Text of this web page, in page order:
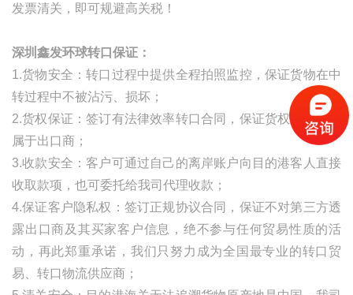
发票清关，即可规避高关税！
深圳鑫发环球转口保证：
1.货物安全：转口过程中提供全程拍照监控，保证货物在中
转过程中不被沾污、损坏；
2.货权保证：签订有法律效率转口合同，保证货权自始至终
属于出口商；
3.收款安全：客户可通过自己的离岸账户向目的港客人直接
收取款项，也可委托给我司代理收款；
4.保证客户隐私权：签订正规协议合同，保证不对第三方透
露出口商及其买家客户信息，绝不参与任何贸易性质的活
动，再此郑重承诺，我们只努力成为全国最专业的转口贸
易、转口物流供应商；